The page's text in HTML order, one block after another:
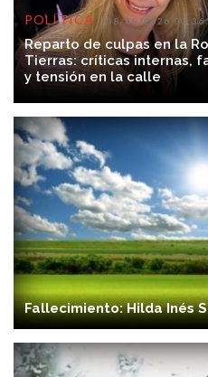
POLÍTICA 08/08/2026
Reparto de culpas en la
Tierras: críticas internas,
y tensión en la calle
Fallecimiento: Hilda Inés